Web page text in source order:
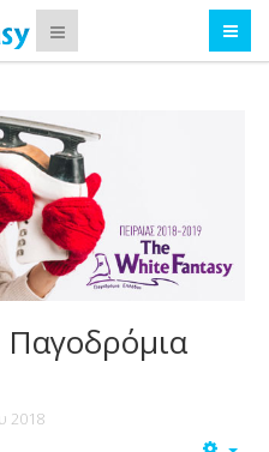
Παγοδρόμια
2018